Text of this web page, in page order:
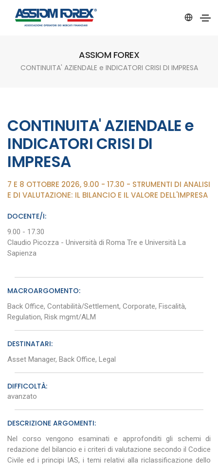
ASSIOM FOREX
CONTINUITA' AZIENDALE e INDICATORI CRISI DI IMPRESA
CONTINUITA' AZIENDALE e
INDICATORI CRISI DI
IMPRESA
7 E 8 OTTOBRE 2026, 9.00 - 17.30 - STRUMENTI DI ANALISI
E DI VALUTAZIONE: IL BILANCIO E IL VALORE DELL'IMPRESA
DOCENTE/I:
9.00 - 17.30
Claudio Picozza - Università di Roma Tre e Università La
Sapienza
MACROARGOMENTO:
Back Office, Contabilità/Settlement, Corporate, Fiscalità,
Regulation, Risk mgmt/ALM
DESTINATARI:
Asset Manager, Back Office, Legal
DIFFICOLTÀ:
avanzato
DESCRIZIONE ARGOMENTI:
Nel corso vengono esaminati e approfonditi gli schemi di
redazione del bilancio e i criteri di valutazione secondo il Codice
Civile ed i principi IAS, i temi relativi alla riclassificazione dello